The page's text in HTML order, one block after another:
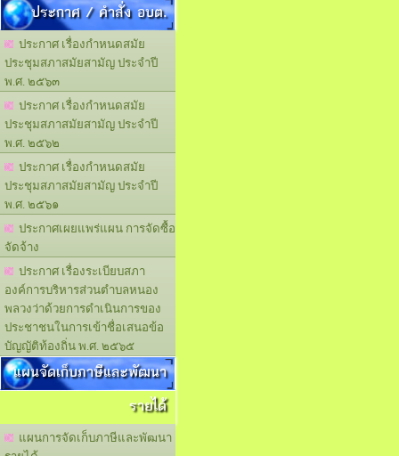
ประกาศ / คำสั่ง อบต.
ประกาศ เรื่องกำหนดสมัย
ประชุมสภาสมัยสามัญ ประจำปี
พ.ศ. ๒๕๖๓
ประกาศ เรื่องกำหนดสมัย
ประชุมสภาสมัยสามัญ ประจำปี
พ.ศ. ๒๕๖๒
ประกาศ เรื่องกำหนดสมัย
ประชุมสภาสมัยสามัญ ประจำปี
พ.ศ. ๒๕๖๑
ประกาศเผยแพร่แผน การจัดซื้อ
จัดจ้าง
ประกาศ เรื่องระเบียบสภา
องค์การบริหารส่วนตำบลหนอง
พลวงว่าด้วยการดำเนินการของ
ประชาชนในการเข้าชื่อเสนอข้อ
บัญญัติท้องถิ่น พ.ศ. ๒๕๖๕
แผนจัดเก็บภาษีและพัฒนา
รายได้
แผนการจัดเก็บภาษีและพัฒนา